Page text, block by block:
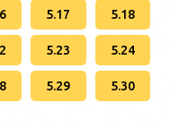
5.17 5.18
5.23 5.24
5.29 5.30